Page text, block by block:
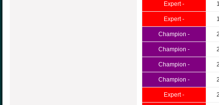
Expert -
Expert -
Champion -
Champion -
Champion -
Champion -
Expert -